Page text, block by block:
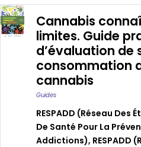
Cannabis
limites. Guide
d’évaluation de
consommation
cannabis
Guides
RESPADD (Réseau Des
De Santé Pour La
Addictions), RESPADD